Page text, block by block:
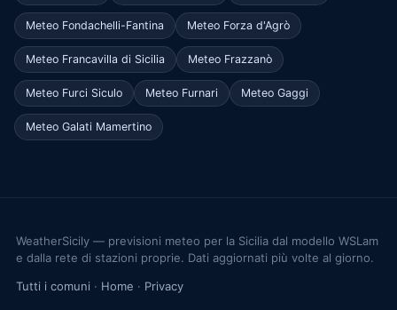
Meteo Fondachelli-Fantina Meteo Forza d'Agrò
Meteo Francavilla di Sicilia Meteo Frazzanò
Meteo Furci Siculo Meteo Furnari Meteo Gaggi
Meteo Galati Mamertino
WeatherSicily — previsioni meteo per la Sicilia dal modello WSLam
e dalla rete di stazioni proprie. Dati aggiornati più volte al giorno.
Tutti i comuni · Home · Privacy